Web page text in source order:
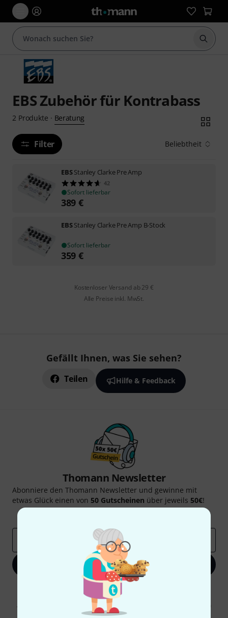
Suche
EBS Zubehör für Kontrabass
2 Produkte · Beratung
Filter Beliebtheit
EBSStanley Clarke Pre Amp
42
Sofort lieferbar
389 €
EBSStanley Clarke Pre Amp B-Stock
Sofort lieferbar
359 €
Kostenloser Versand ab 29 €
Alle Preise inkl. MwSt.
Gefällt Ihnen, was Sie sehen?
Teilen Hilfe & Feedback
Thomann Newsletter
Abonniere den Thomann Newsletter und gewinne mit
etwas Glück einen von 50 Gutscheinen über jeweils 50€!
Thomann Insights
Jetzt anmelden
Mit Klick auf „Jetzt anmelden“ stimmen Sie dem Erhalt von E-Mail-
Werbung und einer Messung des E-Mail-Nutzungsverhaltens zu. Die
Abmeldung ist jederzeit möglich. Weitere Informationen finden Sie in
unserenDatenschutzhinweisen